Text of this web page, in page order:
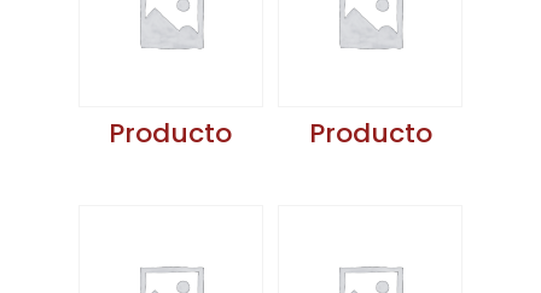
Producto Producto